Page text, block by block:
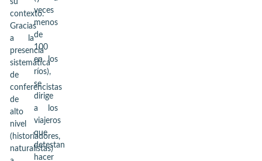
su
contexto.
Gracias
a la
presencia
sistemática
de
conferencistas
de
alto
nivel
(historiadores,
naturalistas)
veces
menos
de
100
en los
ríos),
se
dirige
a los
viajeros
que
detestan
hacer